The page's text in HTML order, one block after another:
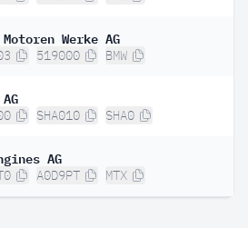
Werke AG
519000 BMW
SHA010 SHA0
AG
A0D9PT MTX